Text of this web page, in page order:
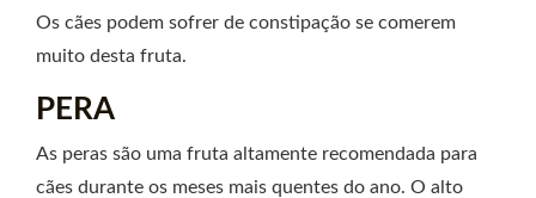
Os cães podem sofrer de constipação se comerem
muito desta fruta.
PERA
As peras são uma fruta altamente recomendada para
cães durante os meses mais quentes do ano. O alto